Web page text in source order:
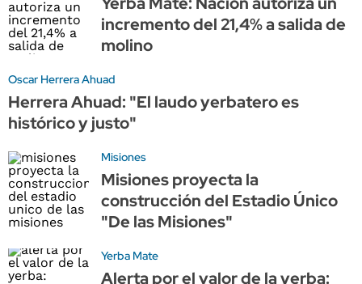
incremento del 21,4% a salida de
molino
Oscar Herrera Ahuad
Herrera Ahuad: "El laudo yerbatero es
histórico y justo"
Misiones
Misiones proyecta la
construcción del Estadio Único
"De las Misiones"
Yerba Mate
Alerta por el valor de la yerba: